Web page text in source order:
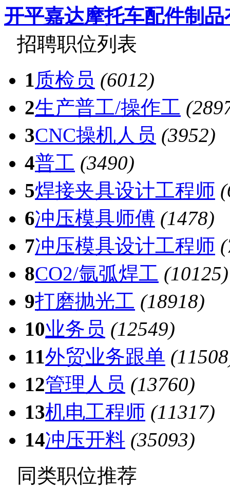
开平嘉达摩托车配件制
招聘职位列表
1 质检员 (6012)
2生产普工/操作工
3CNC操机人员 (3952)
4普工 (3490)
5焊接夹具设计工程师
6冲压模具师傅 (1478)
7冲压模具设计工程师
8CO2/氩弧焊工 (10125)
9打磨抛光工 (18918)
10业务员 (12549)
11外贸业务跟单
12管理人员 (13760)
13机电工程师 (11317)
14冲压开料 (35093)
同类职位推荐